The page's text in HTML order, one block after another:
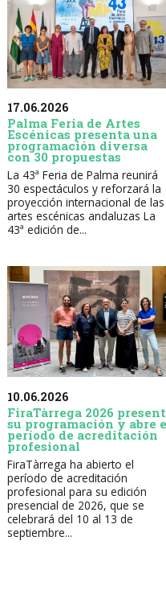
17.06.2026
Palma Feria de Artes
Escénicas presenta una
programación diversa
con 30 propuestas
La 43ª Feria de Palma reunirá
30 espectáculos y reforzará la
proyección internacional de las
artes escénicas andaluzas La
43ª edición de...
10.06.2026
FiraTàrrega 2026
su programación y abre
período de acreditación
profesional
FiraTàrrega ha abierto el
período de acreditación
profesional para su edición
presencial de 2026, que se
celebrará del 10 al 13 de
septiembre...